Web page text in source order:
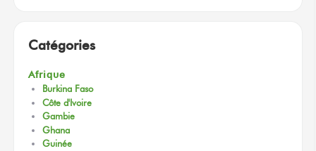
Catégories
Afrique
Burkina Faso
Côte d'Ivoire
Gambie
Ghana
Guinée